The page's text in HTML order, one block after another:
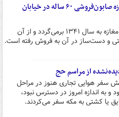
عکس/ مغازه صابون‌فروشی ۶۰ ساله در خیابان
قدمت این مغازه به سال‌ ‌۱۳۴۱ ‌برمی‌گردد و از آن
و دست‌ساز در آن به فروش رفته است.
از مراسم حج
سفر هوایی تجاری هنوز در مراحل
و به اندازه امروز در دسترس نبود،
یا کشتی به مکه سفر می‌کردند.